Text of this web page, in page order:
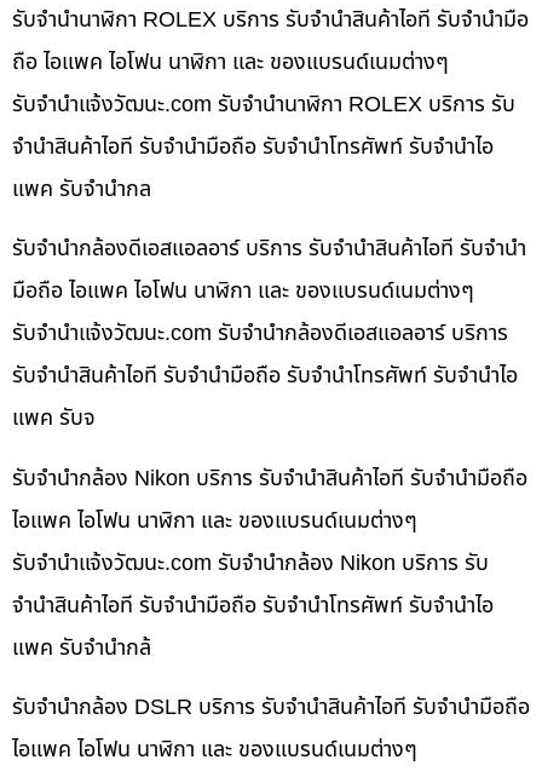
รับจำนำนาฬิกา ROLEX บริการ รับจำนำสินค้าไอที รับจำนำมือ
ถือ ไอแพค ไอโฟน นาฬิกา และ ของแบรนด์เนมต่างๆ
รับจํานําแจ้งวัฒนะ.com รับจำนำนาฬิกา ROLEX บริการ รับ
จำนำสินค้าไอที รับจำนำมือถือ รับจำนำโทรศัพท์ รับจำนำไอ
แพค รับจำนำกล
รับจำนำกล้องดีเอสแอลอาร์ บริการ รับจำนำสินค้าไอที รับจำนำ
มือถือ ไอแพค ไอโฟน นาฬิกา และ ของแบรนด์เนมต่างๆ
รับจํานําแจ้งวัฒนะ.com รับจำนำกล้องดีเอสแอลอาร์ บริการ
รับจำนำสินค้าไอที รับจำนำมือถือ รับจำนำโทรศัพท์ รับจำนำไอ
แพค รับจ
รับจำนำกล้อง Nikon บริการ รับจำนำสินค้าไอที รับจำนำมือถือ
ไอแพค ไอโฟน นาฬิกา และ ของแบรนด์เนมต่างๆ
รับจํานําแจ้งวัฒนะ.com รับจำนำกล้อง Nikon บริการ รับ
จำนำสินค้าไอที รับจำนำมือถือ รับจำนำโทรศัพท์ รับจำนำไอ
แพค รับจำนำกล้
รับจำนำกล้อง DSLR บริการ รับจำนำสินค้าไอที รับจำนำมือถือ
ไอแพค ไอโฟน นาฬิกา และ ของแบรนด์เนมต่างๆ